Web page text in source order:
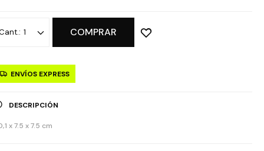
1 COMPRAR
ENVÍOS EXPRESS
DESCRIPCIÓN
x 7.5 x 7.5 cm